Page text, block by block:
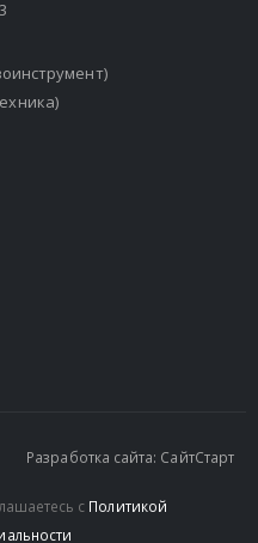
Разработка сайта: СайтСтарт
с Политикой